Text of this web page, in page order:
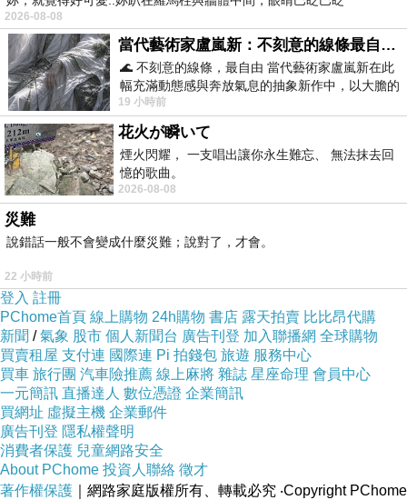
不必要損失，不定期開辦講習及開辦專
業課程研習，請參考本所網站資訊，歡
迎蒞臨參加！
地 址：330
電 話：(03)271-1797
手 機： 0981-404137
E-Mail
上一篇：中壢委託代理辦理申辦代辦申請設立成立新商行個人工作室商業登記
下一篇：蘆竹委託代理辦理申辦代辦申請設立成立新商行個人工作室商業登記
2026-08-08
當代藝術家盧嵐新：不刻意的線條最自由，讓色彩流動、筆觸自己說話
🌊 不刻意的線條，最自由 當代藝術家盧嵐新在此
幅充滿動態感與奔放氣息的抽象新作中，以大膽的
藍色顏料在白色畫布上揮灑、壓印與流淌
19 小時前
花火が瞬いて
煙火閃耀， 一支唱出讓你永生難忘、 無法抹去回
憶的歌曲。
2026-08-08
災難
說錯話一般不會變成什麼災難；說對了，才會。
22 小時前
登入 註冊
PChome首頁 線上購物 24h購物 書店 露天拍賣 比比昂代購
新聞 /氣象 股市 個人新聞台 廣告刊登 加入聯播網 全球購物
買賣租屋 支付連 國際連 Pi 拍錢包 旅遊 服務中心
買車 旅行團 汽車險推薦 線上麻將 雜誌 星座命理 會員中心
一元簡訊 直播達人 數位憑證 企業簡訊
買網址 虛擬主機 企業郵件
廣告刊登 隱私權聲明
消費者保護 兒童網路安全
About PChome 投資人聯絡 徵才
著作權保護 ｜網路家庭版權所有、轉載必究 ‧Copyright PChome